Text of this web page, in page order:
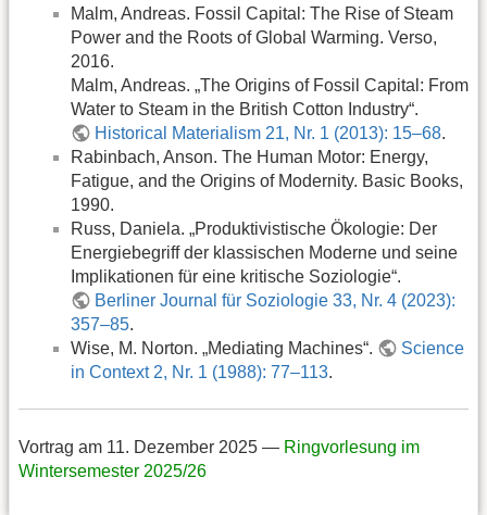
Malm, Andreas. Fossil Capital: The Rise of Steam
Power and the Roots of Global Warming. Verso,
2016.
Malm, Andreas. „The Origins of Fossil Capital: From
Water to Steam in the British Cotton Industry“.
Historical Materialism 21, Nr. 1 (2013): 15–68.
Rabinbach, Anson. The Human Motor: Energy,
Fatigue, and the Origins of Modernity. Basic Books,
1990.
Russ, Daniela. „Produktivistische Ökologie: Der
Energiebegriff der klassischen Moderne und seine
Implikationen für eine kritische Soziologie“.
Berliner Journal für Soziologie 33, Nr. 4 (2023):
357–85.
Wise, M. Norton. „Mediating Machines“.
Science
in Context 2, Nr. 1 (1988): 77–113.
Vortrag am 11. Dezember 2025 — Ringvorlesung im
Wintersemester 2025/26